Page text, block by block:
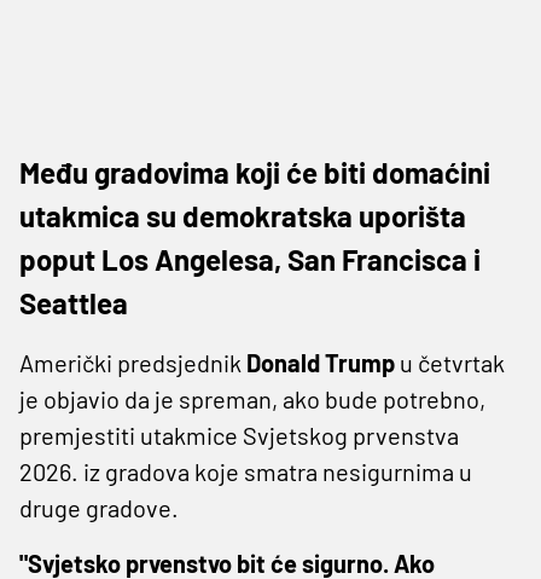
Među gradovima koji će biti domaćini
utakmica su demokratska uporišta
poput Los Angelesa, San Francisca i
Seattlea
Američki predsjednik Donald Trump u četvrtak
je objavio da je spreman, ako bude potrebno,
premjestiti utakmice Svjetskog prvenstva
2026. iz gradova koje smatra nesigurnima u
druge gradove.
"Svjetsko prvenstvo bit će sigurno. Ako